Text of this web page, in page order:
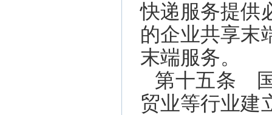
快递服务提供
的企业共享末
末端服务。
第十五条
贸业等行业建